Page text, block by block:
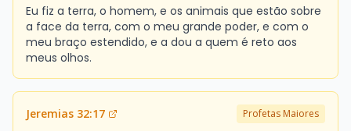
Eu fiz a terra, o homem, e os animais que estão sobre
a face da terra, com o meu grande poder, e com o
meu braço estendido, e a dou a quem é reto aos
meus olhos.
Jeremias 32:17 Profetas Maiores